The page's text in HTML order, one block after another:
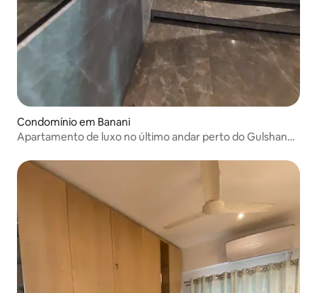
Condomínio em Banani
Apartamento de luxo no último andar perto do Gulshan